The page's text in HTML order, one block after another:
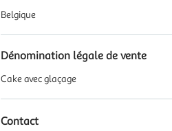
Belgique
Dénomination légale de vente
Cake avec glaçage
Contact